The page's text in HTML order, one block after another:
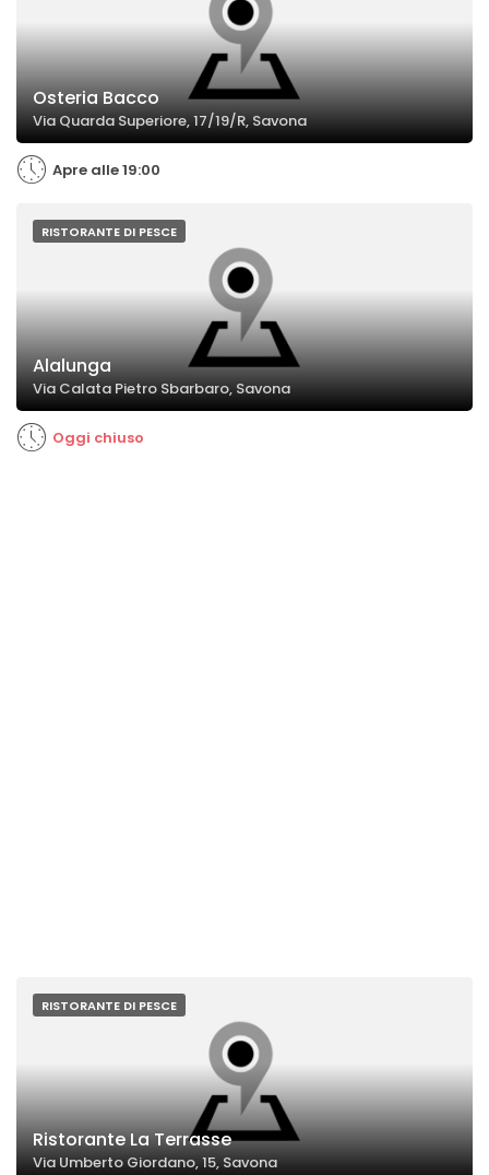
Osteria Bacco
Via Quarda Superiore, 17/19/R, Savona
Apre alle 19:00
RISTORANTE DI PESCE
Alalunga
Via Calata Pietro Sbarbaro, Savona
Oggi chiuso
RISTORANTE DI PESCE
Ristorante La Terrasse
Via Umberto Giordano, 15, Savona